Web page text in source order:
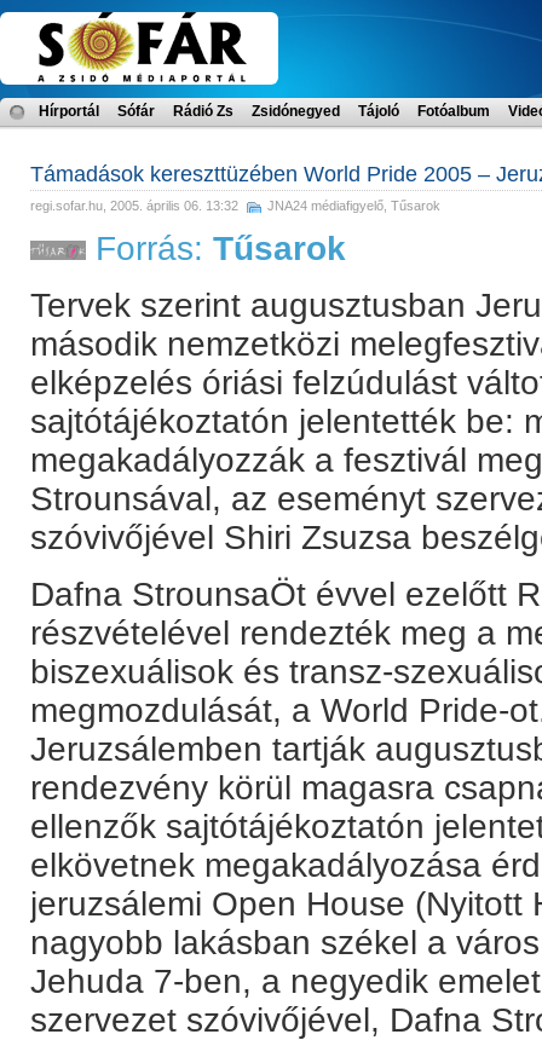
Hírportál Sófár Rádió Zs Zsidónegyed Tájoló Fotóalbum
Támadások kereszttüzében World Pride 2005 –
regi.sofar.hu , 2005. április 06. 13:32 JNA24 médiafigyelő Tűsarok
Forrás: Tűsarok
Tervek szerint augusztusban
második nemzetközi
elképzelés óriási felzúdulást
sajtótájékoztatón jelentették be:
megakadályozzák a fesztivál
Strounsával, az eseményt
szóvivőjével Shiri Zsuzsa
Dafna StrounsaÖt évvel ezelőtt
részvételével rendezték meg a
biszexuálisok és transz-
megmozdulását, a World Pride-
Jeruzsálemben tartják
rendezvény körül magasra
ellenzők sajtótájékoztatón
elkövetnek megakadályozása
jeruzsálemi Open House (Nyitott
nagyobb lakásban székel a
Jehuda 7-ben, a negyedik
szervezet szóvivőjével, Dafna